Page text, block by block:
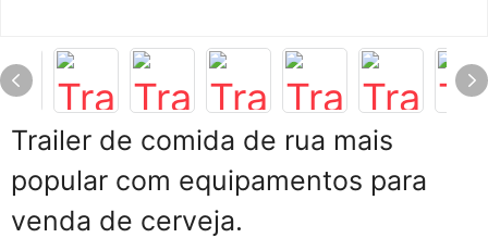
Trailer de comida de rua mais
popular com equipamentos para
venda de cerveja.